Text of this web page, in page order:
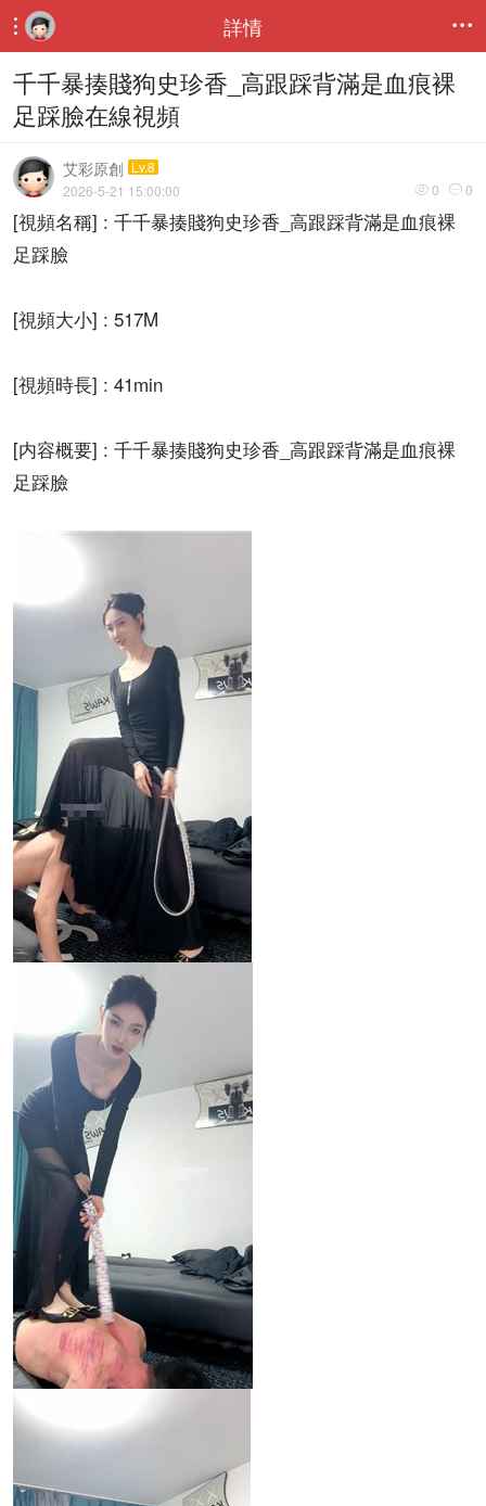
 詳情 
千千暴揍賤狗史珍香_高跟踩背滿是血痕裸
足踩臉在線視頻
艾彩原創 Lv.8
 0  0
2026-5-21 15:00:00
[視頻名稱] : 千千暴揍賤狗史珍香_高跟踩背滿是血痕裸
足踩臉
[視頻大小] : 517M
[視頻時長] : 41min
[内容概要] : 千千暴揍賤狗史珍香_高跟踩背滿是血痕裸
足踩臉